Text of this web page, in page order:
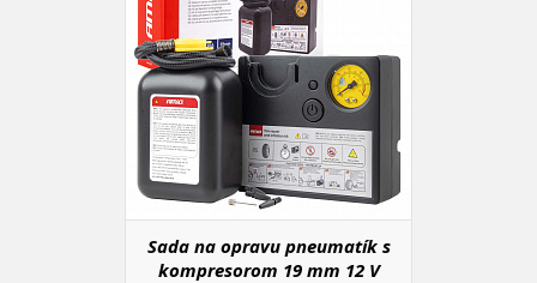
Sada na opravu pneumatík s
kompresorom 19 mm 12 V